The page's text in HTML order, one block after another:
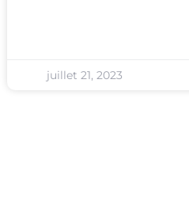
juillet 21, 2023